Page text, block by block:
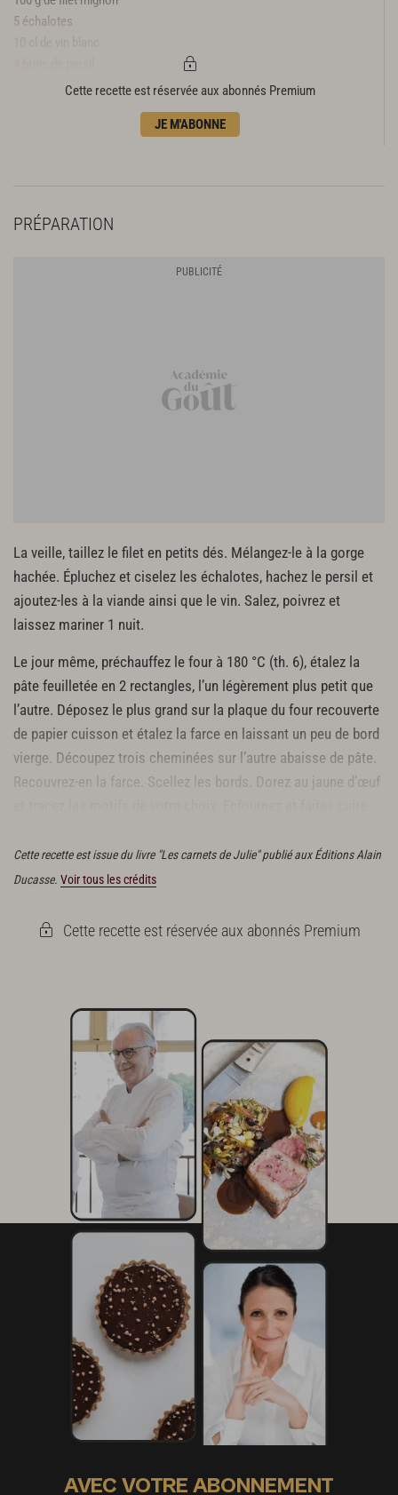
5 échalotes
2 rouleaux de pâte feuilletée
Cette recette est réservée aux abonnés Premium
JE M'ABONNE
PRÉPARATION
La veille, taillez le filet en petits dés. Mélangez-le à la gorge
hachée. Épluchez et ciselez les échalotes, hachez le persil et
ajoutez-les à la viande ainsi que le vin. Salez, poivrez et
laissez mariner 1 nuit.
Le jour même, préchauffez le four à 180 °C (th. 6), étalez la
pâte feuilletée en 2 rectangles, l’un légèrement plus petit que
l’autre. Déposez le plus grand sur la plaque du four recouverte
de papier cuisson et étalez la farce en laissant un peu de bord
vierge. Découpez trois cheminées sur l’autre abaisse de pâte.
Recouvrez-en la farce. Scellez les bords. Dorez au jaune d’œuf
Cette recette est issue du livre "Les carnets de Julie" publié aux Éditions Alain
Ducasse. Voir tous les crédits
Cette recette est réservée aux abonnés Premium
AVEC VOTRE ABONNEMENT